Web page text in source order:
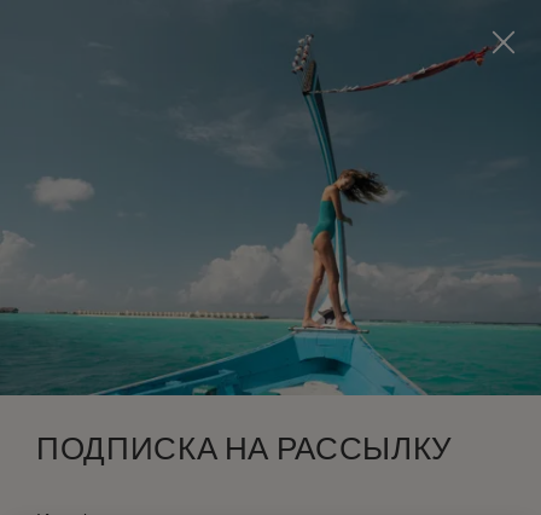
to enhance your experience
and make your visit easier and more comfortable.
ЗАБРОНИРОВАТЬ
БЕСПЛАТНАЯ ОТМЕНА
ПОДПИСКА НА РАССЫЛКУ